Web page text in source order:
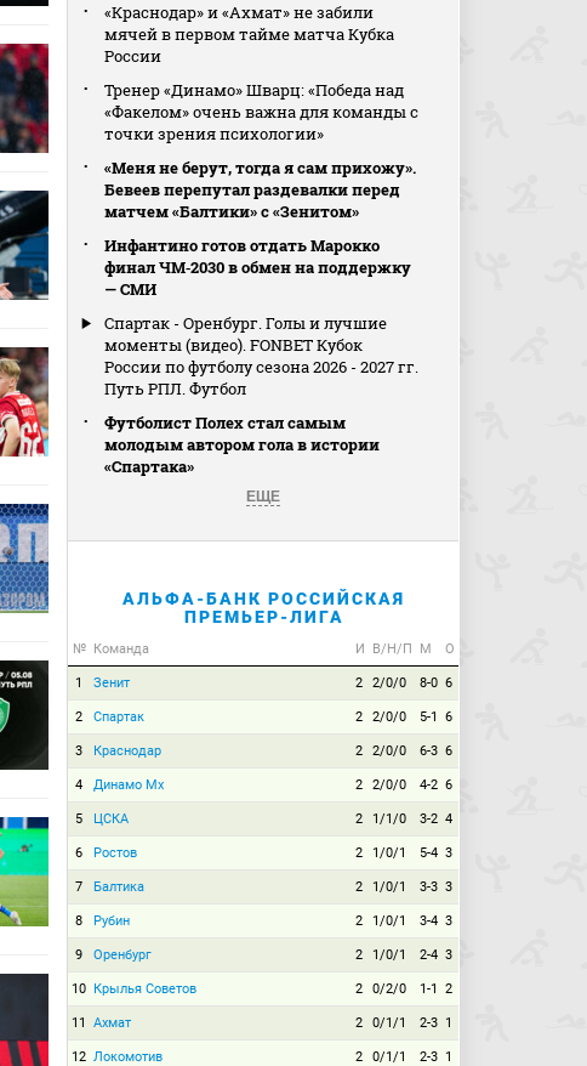
«Краснодар» и «Ахмат» не забили
мячей в первом тайме матча Кубка
России
Тренер «Динамо» Шварц: «Победа над
«Факелом» очень важна для команды с
точки зрения психологии»
«Меня не берут, тогда я сам прихожу».
Бевеев перепутал раздевалки перед
матчем «Балтики» с «Зенитом»
Инфантино готов отдать Марокко
финал ЧМ‑2030 в обмен на поддержку
— СМИ
Спартак - Оренбург. Голы и лучшие
моменты (видео). FONBET Кубок
России по футболу сезона 2026 - 2027 гг.
Путь РПЛ. Футбол
Футболист Полех стал самым
молодым автором гола в истории
«Спартака»
ЕЩЕ
АЛЬФА-БАНК РОССИЙСКАЯ
ПРЕМЬЕР-ЛИГА
№ Команда И В/Н/П М О
1 Зенит 2 2/0/0 8-0 6
2 Спартак 2 2/0/0 5-1 6
3 Краснодар 2 2/0/0 6-3 6
4 Динамо Мх 2 2/0/0 4-2 6
5 ЦСКА 2 1/1/0 3-2 4
6 Ростов 2 1/0/1 5-4 3
7 Балтика 2 1/0/1 3-3 3
8 Рубин 2 1/0/1 3-4 3
9 Оренбург 2 1/0/1 2-4 3
10 Крылья Советов 2 0/2/0 1-1 2
11 Ахмат 2 0/1/1 2-3 1
12 Локомотив 2 0/1/1 2-3 1